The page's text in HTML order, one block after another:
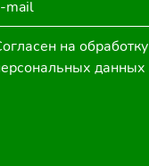
на обработку
данных